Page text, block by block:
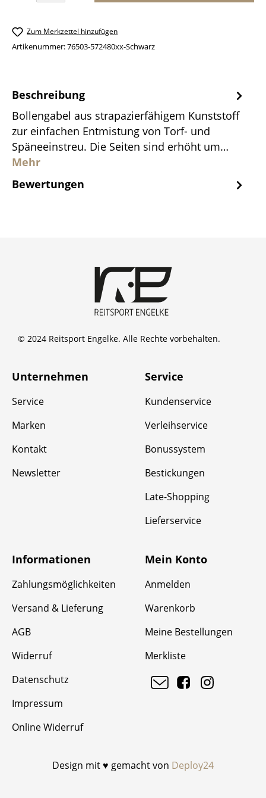
Zum Merkzettel hinzufügen
Artikenummer:76503-572480xx-Schwarz
Beschreibung
Bollengabel aus strapazierfähigem Kunststoff
zur einfachen Entmistung von Torf- und
Späneeinstreu. Die Seiten sind erhöht um…
Mehr
Bewertungen
© 2024 Reitsport Engelke. Alle Rechte vorbehalten.
Unternehmen
Service
Marken
Kontakt
Newsletter
Service
Kundenservice
Verleihservice
Bonussystem
Bestickungen
Late-Shopping
Lieferservice
Informationen
Zahlungsmöglichkeiten
Versand & Lieferung
AGB
Widerruf
Datenschutz
Impressum
Online Widerruf
Mein Konto
Anmelden
Warenkorb
Meine Bestellungen
Merkliste
Design mit ♥ gemacht von Deploy24